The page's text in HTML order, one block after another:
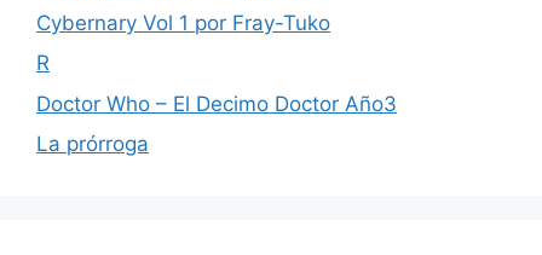
Cybernary Vol 1 por Fray-Tuko
R
Doctor Who – El Decimo Doctor Año3
La prórroga